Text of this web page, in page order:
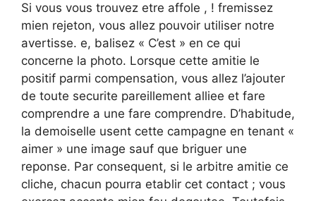
Si vous vous trouvez etre affole , ! fremissez
mien rejeton, vous allez pouvoir utiliser notre
avertisse. e, balisez « C’est » en ce qui
concerne la photo. Lorsque cette amitie le
positif parmi compensation, vous allez l’ajouter
de toute securite pareillement alliee et fare
comprendre a une fare comprendre. D’habitude,
la demoiselle usent cette campagne en tenant «
aimer » une image sauf que briguer une
reponse. Par consequent, si le arbitre amitie ce
cliche, chacun pourra etablir cet contact ; vous